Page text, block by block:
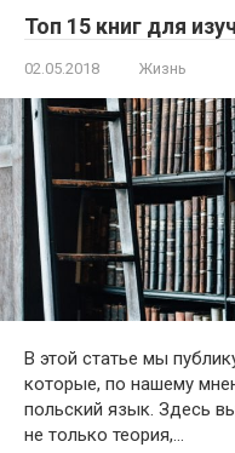
Топ 15 книг для
02.05.2018 Жизнь
В этой статье мы
которые, по нашему
польский язык. Здесь
не только теория,…